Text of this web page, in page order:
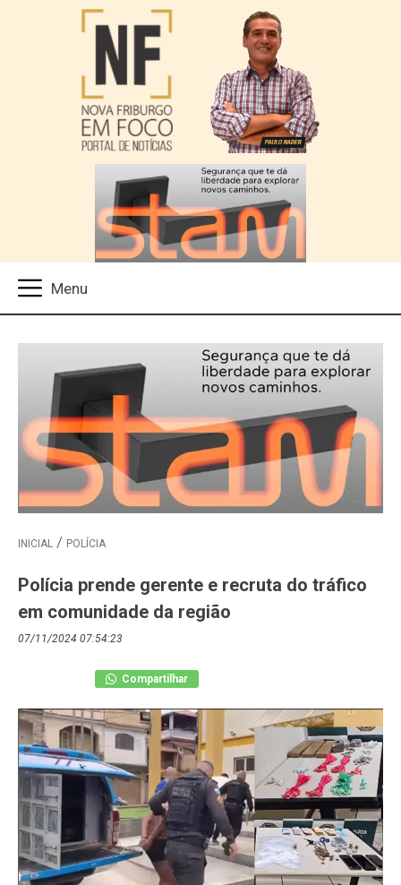
INICIAL POLÍCIA
Polícia prende gerente e recruta do tráfico
em comunidade da região
07/11/2024 07:54:23
Compartilhar